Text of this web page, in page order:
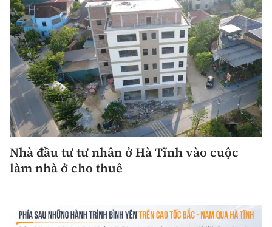
Nhà đầu tư tư nhân ở Hà Tĩnh vào cuộc
làm nhà ở cho thuê